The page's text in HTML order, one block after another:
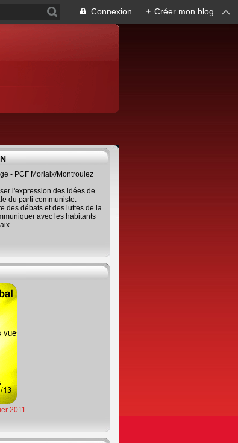
Connexion + Créer mon blog
- PCF Morlaix/Montroulez
l'expression des idées de
du parti communiste.
des débats et des luttes de la
avec les habitants
2011